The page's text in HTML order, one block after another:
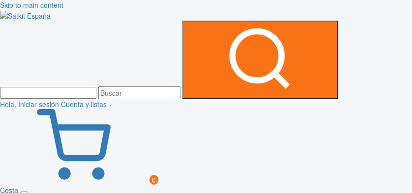
Skip to main content
Hola, Iniciar sesión Cuenta y listas
0
Cesta